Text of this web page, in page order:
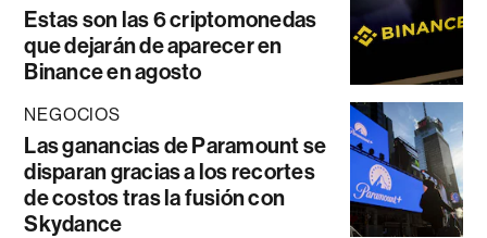
Estas son las 6 criptomonedas
que dejarán de aparecer en
Binance en agosto
NEGOCIOS
Las ganancias de Paramount se
disparan gracias a los recortes
de costos tras la fusión con
Skydance